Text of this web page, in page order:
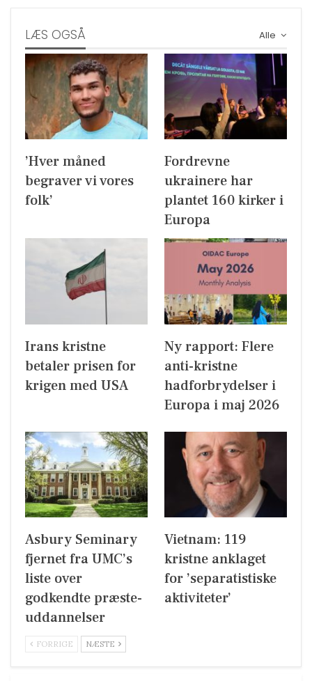
Alle
LÆS OGSÅ
’Hver måned
begraver vi vores
folk’
Fordrevne
ukrainere har
plantet 160 kirker i
Europa
Irans kristne
betaler prisen for
krigen med USA
Ny rapport: Flere
anti-kristne
hadforbrydelser i
Europa i maj 2026
Asbury Seminary
fjernet fra UMC’s
liste over
godkendte præste-
uddannelser
Vietnam: 119
kristne anklaget
for ’separatistiske
aktiviteter’
FORRIGE NÆSTE